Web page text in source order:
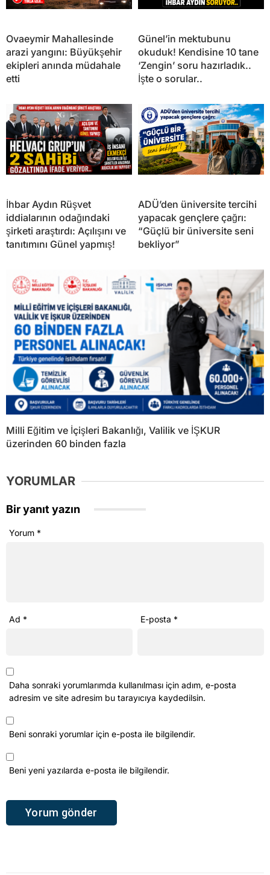
Ovaeymir Mahallesinde
arazi yangını: Büyükşehir
ekipleri anında müdahale
etti
Günel’in mektubunu
okuduk! Kendisine 10 tane
‘Zengin’ soru hazırladık..
İşte o sorular..
İhbar Aydın Rüşvet
iddialarının odağındaki
şirketi araştırdı: Açılışını ve
tanıtımını Günel yapmış!
ADÜ’den üniversite tercihi
yapacak gençlere çağrı:
“Güçlü bir üniversite seni
bekliyor”
Milli Eğitim ve İçişleri Bakanlığı, Valilik ve İŞKUR
üzerinden 60 binden fazla
YORUMLAR
Bir yanıt yazın
Yorum *
Ad * E-posta *
Daha sonraki yorumlarımda kullanılması için adım, e-posta
adresim ve site adresim bu tarayıcıya kaydedilsin.
Beni sonraki yorumlar için e-posta ile bilgilendir.
Beni yeni yazılarda e-posta ile bilgilendir.